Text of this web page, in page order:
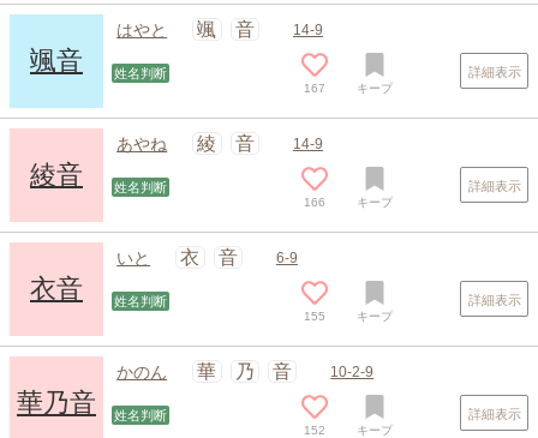
颯音
はやと 颯 音 14-9
姓名判断
167 キープ
詳細表示
綾音
あやね 綾 音 14-9
姓名判断
166 キープ
詳細表示
衣音
いと 衣 音 6-9
姓名判断
155 キープ
詳細表示
華乃音
かのん 華 乃 音 10-2-9
姓名判断
152 キープ
詳細表示